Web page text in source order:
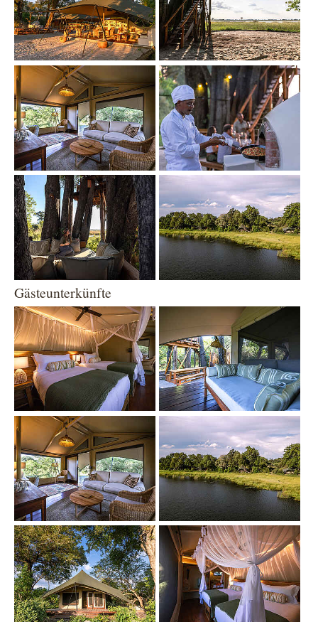
Show larger version Show larger version
Show larger version Show larger version
Gästeunterkünfte
Show larger version Show larger version
Show larger version Show larger version
Show larger version Show larger version